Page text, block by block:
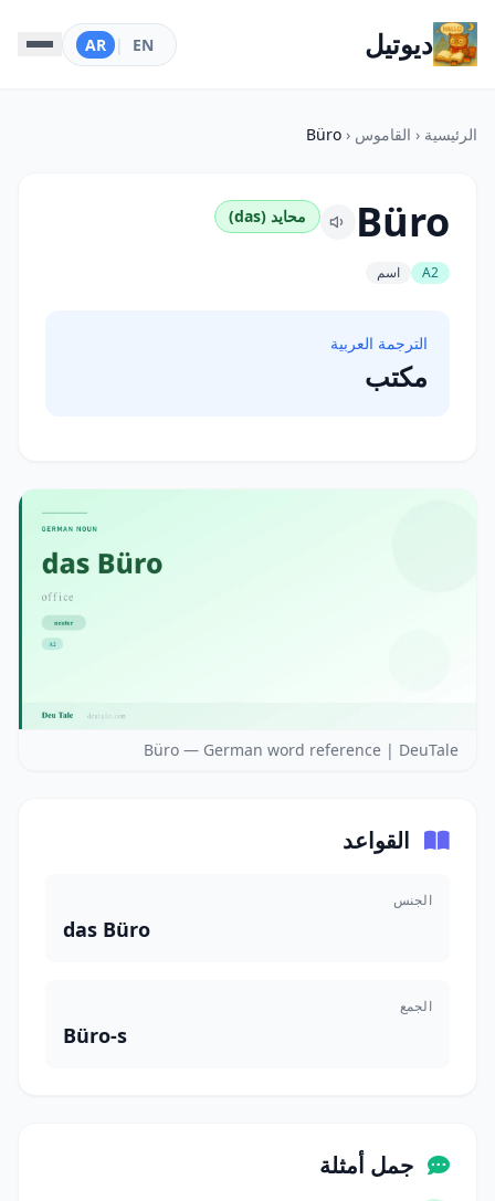
ديوتيل EN
|
AR
الرئيسية ‹ القاموس ‹
Büro
Büro محايد (das)
A2 اسم
الترجمة العربية
مكتب
Büro — German word reference | DeuTale
القواعد
الجنس
das Büro
الجمع
Büro-s
جمل أمثلة